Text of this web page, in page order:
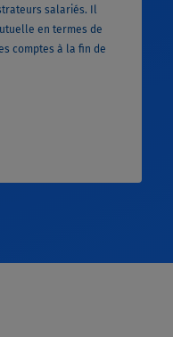
salariés. Il
en termes de
comptes à la fin de